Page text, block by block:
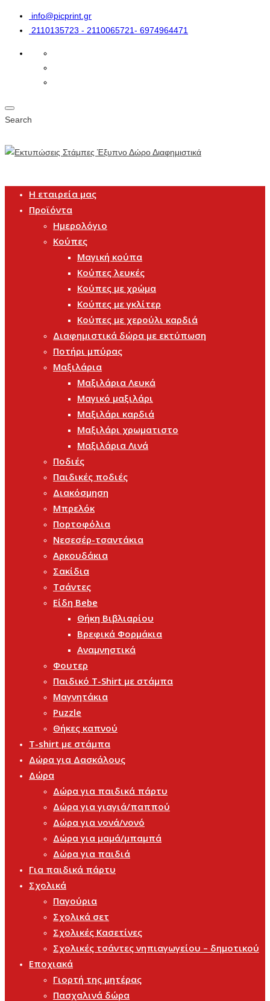
info@picprint.gr
2110135723 - 2110065721- 6974964471
Search
Η εταιρεία μας
Προϊόντα
Ημερολόγιο
Κούπες
Μαγική κούπα
Κούπες λευκές
Κούπες με χρώμα
Κούπες με γκλίτερ
Κούπες με χερούλι καρδιά
Διαφημιστικά δώρα με εκτύπωση
Ποτήρι μπύρας
Μαξιλάρια
Μαξιλάρια Λευκά
Μαγικό μαξιλάρι
Μαξιλάρι καρδιά
Μαξιλάρι χρωματιστο
Μαξιλάρια Λινά
Ποδιές
Παιδικές ποδιές
Διακόσμηση
Μπρελόκ
Πορτοφόλια
Νεσεσέρ-τσαντάκια
Αρκουδάκια
Σακίδια
Τσάντες
Είδη Bebe
Θήκη Βιβλιαρίου
Βρεφικά Φορμάκια
Αναμνηστικά
Φουτερ
Παιδικό T-Shirt με στάμπα
Μαγνητάκια
Puzzle
Θήκες καπνού
T-shirt με στάμπα
Δώρα για Δασκάλους
Δώρα
Δώρα για παιδικά πάρτυ
Δώρα για γιαγιά/παππού
Δώρα για νονά/νονό
Δώρα για μαμά/μπαμπά
Δώρα για παιδιά
Για παιδικά πάρτυ
Σχολικά
Παγούρια
Σχολικά σετ
Σχολικές Κασετίνες
Σχολικές τσάντες νηπιαγωγείου – δημοτικού
Εποχιακά
Γιορτή της μητέρας
Πασχαλινά δώρα